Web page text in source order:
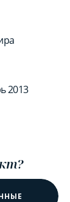
2013